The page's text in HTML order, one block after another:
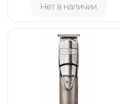
Нет в наличии